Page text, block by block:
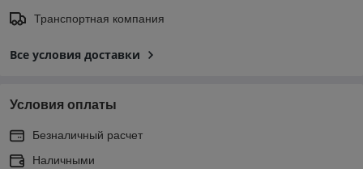
Транспортная компания
Все условия доставки
Условия оплаты
Безналичный расчет
Наличными